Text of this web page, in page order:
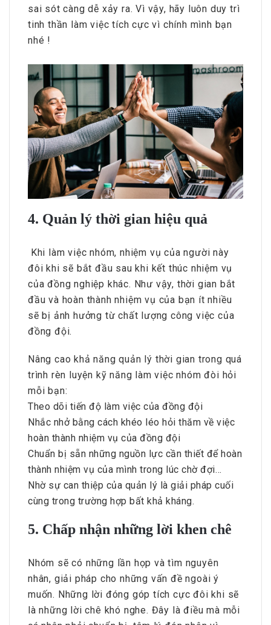
sai sót càng dễ xảy ra. Vì vậy, hãy luôn duy trì
tinh thần làm việc tích cực vì chính mình bạn
nhé !
4. Quản lý thời gian hiệu quả
Khi làm việc nhóm, nhiệm vụ của người này
đôi khi sẽ bắt đầu sau khi kết thúc nhiệm vụ
của đồng nghiệp khác. Như vậy, thời gian bắt
đầu và hoàn thành nhiệm vụ của bạn ít nhiều
sẽ bị ảnh hưởng từ chất lượng công việc của
đồng đội.
Nâng cao khả năng quản lý thời gian trong quá
trình rèn luyện kỹ năng làm việc nhóm đòi hỏi
mỗi bạn:
Theo dõi tiến độ làm việc của đồng đội
Nhắc nhở bằng cách khéo léo hỏi thăm về việc
hoàn thành nhiệm vụ của đồng đội
Chuẩn bị sẵn những nguồn lực cần thiết để hoàn
thành nhiệm vụ của mình trong lúc chờ đợi…
Nhờ sự can thiệp của quản lý là giải pháp cuối
cùng trong trường hợp bất khả kháng.
5. Chấp nhận những lời khen chê
Nhóm sẽ có những lần họp và tìm nguyên
nhân, giải pháp cho những vấn đề ngoài ý
muốn. Những lời đóng góp tích cực đôi khi sẽ
là những lời chê khó nghe. Đây là điều mà mỗi